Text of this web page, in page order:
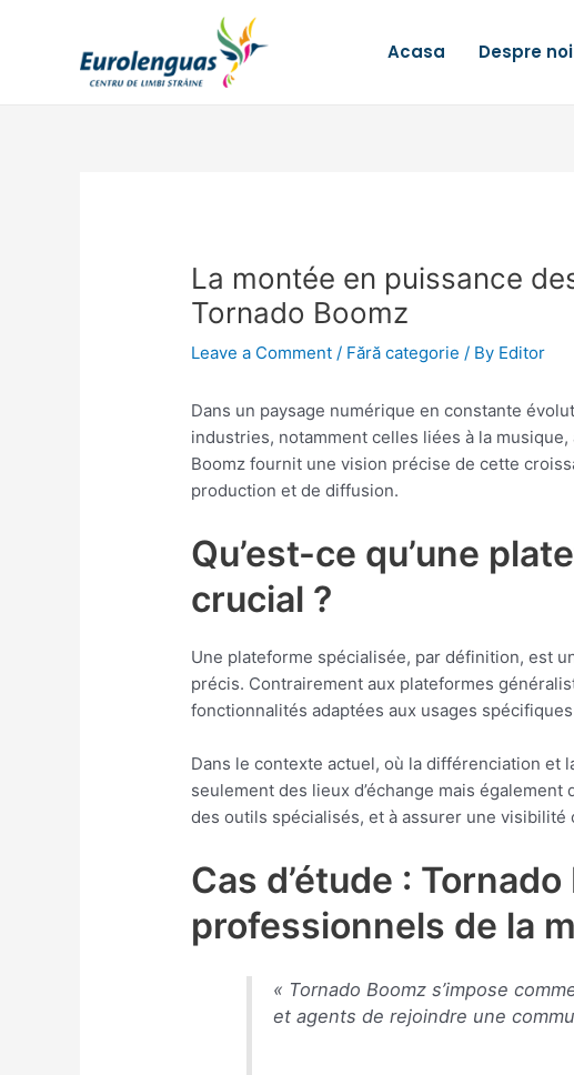
Acasa Despre noi
La montée en puissance
Tornado Boomz
Leave a Comment / Fără categorie / By Editor
Dans un paysage numérique en constante
industries, notamment celles liées à la
Boomz fournit une vision précise de cette
production et de diffusion.
Qu’est-ce qu’une
crucial ?
Une plateforme spécialisée, par définition, est
précis. Contrairement aux plateformes
fonctionnalités adaptées aux usages
Dans le contexte actuel, où la différenciation et
seulement des lieux d’échange mais
des outils spécialisés, et à assurer une
Cas d’étude :
professionnels de la
« Tornado Boomz s’impose
et agents de rejoindre une